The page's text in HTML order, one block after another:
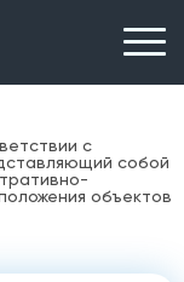
с
собой
объектов